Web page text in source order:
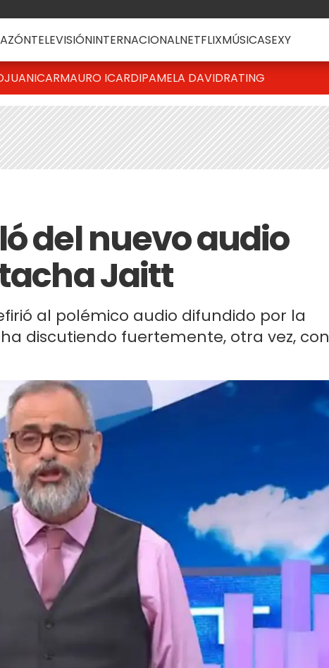
TELEVISIÓNINTERNACIONALNETFLIXMÚSICASEXY
JUANICARMAURO ICARDIPAMELA DAVIDRATING
del nuevo audio
Jaitt
al polémico audio difundido por la
discutiendo fuertemente, otra vez, con